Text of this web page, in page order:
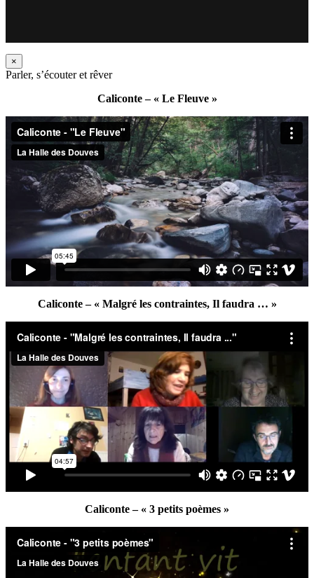
×
Parler, s’écouter et rêver
Caliconte – « Le Fleuve »
Caliconte – « Malgré les contraintes, Il faudra … »
Caliconte – « 3 petits poèmes »